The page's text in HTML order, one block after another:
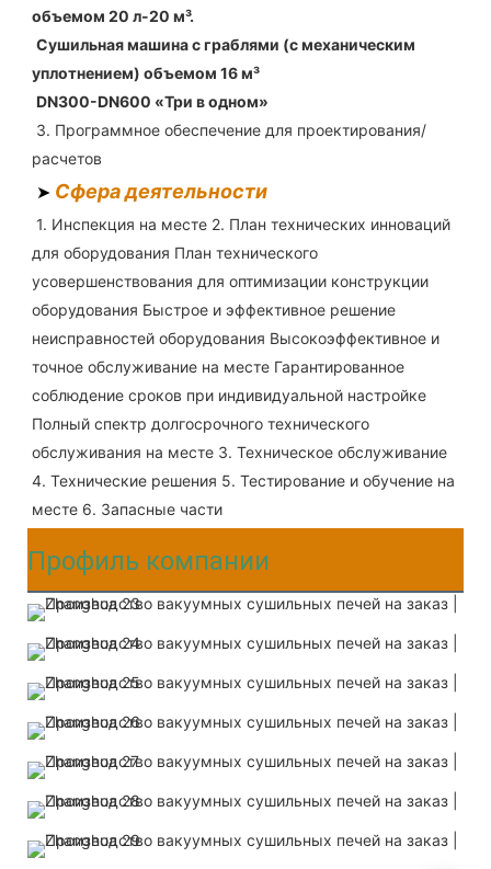
объемом 20 л-20 м³.
Сушильная машина с граблями (с механическим
уплотнением) объемом 16 м³
DN300-DN600 «Три в одном»
3. Программное обеспечение для проектирования/
расчетов
➤ Сферадеятельности
1. Инспекция на месте 2. План технических инноваций
для оборудования План технического
усовершенствования для оптимизации конструкции
оборудования Быстрое и эффективное решение
неисправностей оборудования Высокоэффективное и
точное обслуживание на месте Гарантированное
соблюдение сроков при индивидуальной настройке
Полный спектр долгосрочного технического
обслуживания на месте 3. Техническое обслуживание
4. Технические решения 5. Тестирование и обучение на
месте 6. Запасные части
Профиль компании